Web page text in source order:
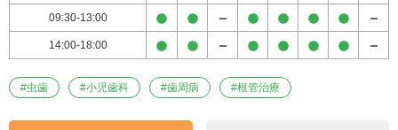
09:30-13:00
14:00-18:00
#虫歯 #小児歯科 #歯周病 #根管治療